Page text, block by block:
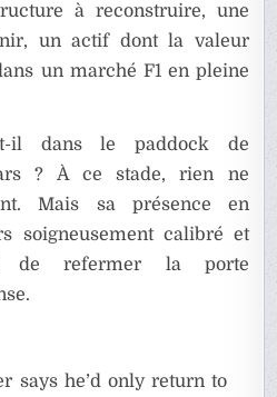
à reconstruire, une
un actif dont la valeur
un marché F1 en pleine
t-il dans le paddock de
? À ce stade, rien ne
Mais sa présence en
soigneusement calibré et
de refermer la porte
says he’d only return to